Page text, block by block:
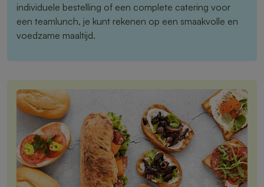
individuele bestelling of een complete catering voor
een teamlunch, je kunt rekenen op een smaakvolle en
voedzame maaltijd.